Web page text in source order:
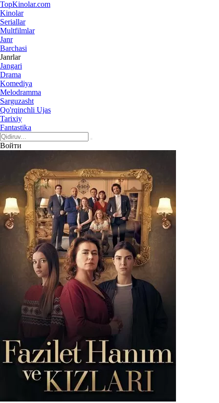
TopKinolar.com
Kinolar
Seriallar
Multfilmlar
Janr
Barchasi
Janrlar
Jangari
Drama
Komediya
Melodramma
Sarguzasht
Qo'rqinchli Ujas
Tarixiy
Fantastika
Войти